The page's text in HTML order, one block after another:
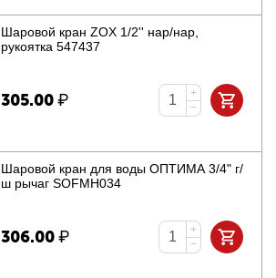
Шаровой кран ZOX 1/2'' нар/нар,
рукоятка 547437
305.00₽
+
−
Шаровой кран для воды ОПТИМА 3/4" г/
ш рычаг SOFMH034
306.00₽
+
−